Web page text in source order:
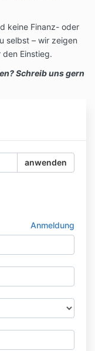
keine Finanz- oder
selbst – wir zeigen
Einstieg.
Schreib uns gern
anwenden
Anmeldung